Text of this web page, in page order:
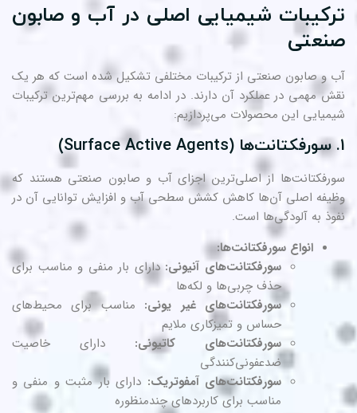
شیمیایی اصلی در آب و صابون
و صابون صنعتی از ترکیبات مختلفی تشکیل شده است که هر یک
مهمی در عملکرد آن دارند. در ادامه به بررسی مهم‌ترین ترکیبات
این محصولات می‌پردازیم:
سورفکتانت‌ها (Surface Active Agents)
از اصلی‌ترین اجزای آب و صابون صنعتی هستند که
اصلی آن‌ها کاهش کشش سطحی آب و افزایش توانایی آن در
به آلودگی‌ها است.
انواع سورفکتانت‌ها:
سورفکتانت‌های آنیونی:دارای بار منفی و مناسب برای
حذف چربی‌ها و لکه‌ها
سورفکتانت‌های غیر یونی:مناسب برای محیط‌های
حساس و تمیزکاری ملایم
سورفکتانت‌های کاتیونی:دارای خاصیت
ضدعفونی‌کنندگی
سورفکتانت‌های آمفوتریک:دارای بار مثبت و منفی و
مناسب برای کاربردهای چندمنظوره